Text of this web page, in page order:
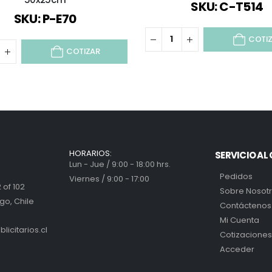
SKU: P-E70
COTIZAR
SKU: C-T514
102
Chile
HORARIOS:
Lun - Jue / 9:00 - 18:00 hrs.
Viernes / 9:00 - 17:00
SERVICIO AL
Pedidos
Sobre
Contáctenos
Mi Cuenta
Cotizaciones
Acceder